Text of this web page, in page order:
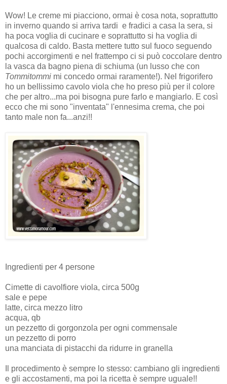
Wow! Le creme mi piacciono, ormai è cosa nota, soprattutto
in inverno quando si arriva tardi e fradici a casa la sera, si
ha poca voglia di cucinare e soprattutto si ha voglia di
qualcosa di caldo. Basta mettere tutto sul fuoco seguendo
pochi accorgimenti e nel frattempo ci si può coccolare dentro
la vasca da bagno piena di schiuma (un lusso che con
Tommitommi mi concedo ormai raramente!). Nel frigorifero
ho un bellissimo cavolo viola che ho preso più per il colore
che per altro...ma poi bisogna pure farlo e mangiarlo. E così
ecco che mi sono "inventata" l'ennesima crema, che poi
tanto male non fa...anzi!!
Ingredienti per 4 persone
Cimette di cavolfiore viola, circa 500g
sale e pepe
latte, circa mezzo litro
acqua, qb
un pezzetto di gorgonzola per ogni commensale
un pezzetto di porro
una manciata di pistacchi da ridurre in granella
Il procedimento è sempre lo stesso: cambiano gli ingredienti
e gli accostamenti, ma poi la ricetta è sempre uguale!!